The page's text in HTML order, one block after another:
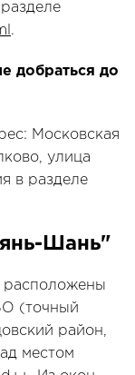
.
добраться до
Московская
улица
в разделе
Шань"
расположены
(точный
район,
местом